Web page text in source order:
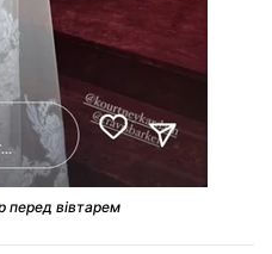
перед вівтарем